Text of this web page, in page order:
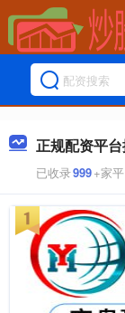
正规配资平
已收录999+家